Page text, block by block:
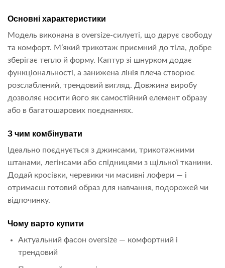
Основні характеристики
Модель виконана в oversize-силуеті, що дарує свободу
та комфорт. М’який трикотаж приємний до тіла, добре
зберігає тепло й форму. Каптур зі шнурком додає
функціональності, а занижена лінія плеча створює
розслаблений, трендовий вигляд. Довжина виробу
дозволяє носити його як самостійний елемент образу
або в багатошарових поєднаннях.
З чим комбінувати
Ідеально поєднується з джинсами, трикотажними
штанами, легінсами або спідницями з щільної тканини.
Додай кросівки, черевики чи масивні лофери — і
отримаєш готовий образ для навчання, подорожей чи
відпочинку.
Чому варто купити
Актуальний фасон oversize — комфортний і
трендовий